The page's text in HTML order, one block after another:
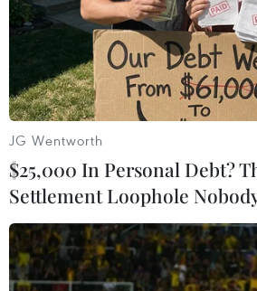
Tìm thấy nạn nhân cuối
cháy thảm khốc tại Hà Nội
12/04/2019 09:05
JG Wentworth
$25,000 In Personal Debt?
Settlement Loophole